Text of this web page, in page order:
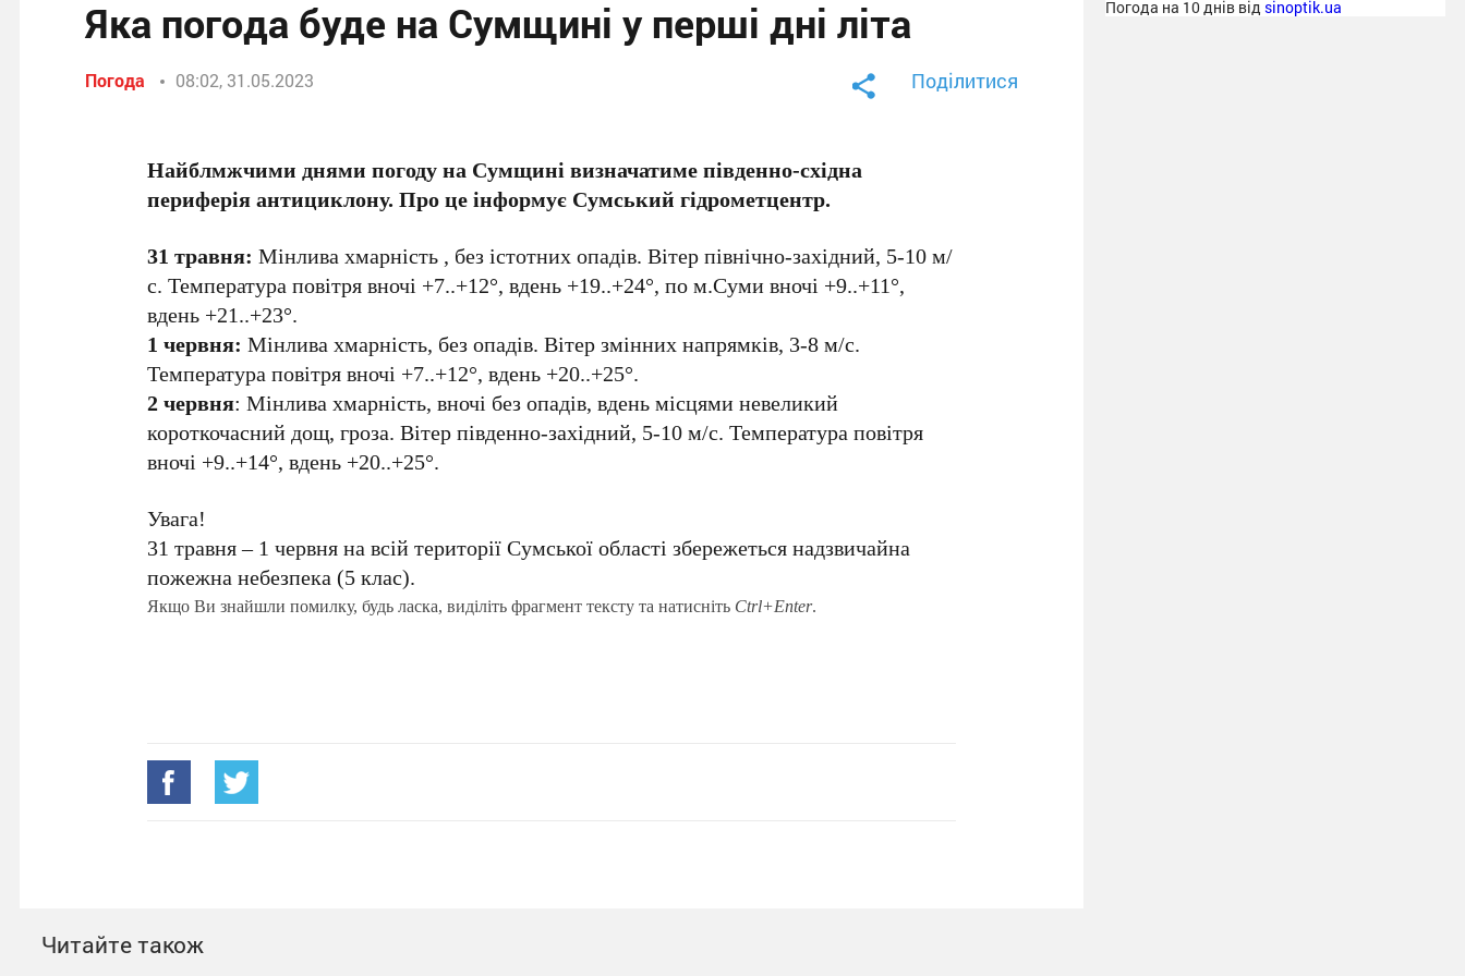
Яка погода буде на Сумщині у перші дні літа
Погода 08:02, 31.05.2023 Поділитися
Найблмжчими днями погоду на Сумщині визначатиме південно-східна
периферія антициклону. Про це інформує Сумський гідрометцентр.
31 травня: Мінлива хмарність , без істотних опадів. Вітер північно-західний, 5-10 м/
с. Температура повітря вночі +7..+12°, вдень +19..+24°, по м.Суми вночі +9..+11°,
вдень +21..+23°.
1 червня: Мінлива хмарність, без опадів. Вітер змінних напрямків, 3-8 м/с.
Температура повітря вночі +7..+12°, вдень +20..+25°.
2 червня: Мінлива хмарність, вночі без опадів, вдень місцями невеликий
короткочасний дощ, гроза. Вітер південно-західний, 5-10 м/с. Температура повітря
вночі +9..+14°, вдень +20..+25°.
Увага!
31 травня – 1 червня на всій території Сумської області збережеться надзвичайна
пожежна небезпека (5 клас).
Якщо Ви знайшли помилку, будь ласка, виділіть фрагмент тексту та натисніть Ctrl+Enter.
Читайте також
Погода на 10 днів від sinoptik.ua